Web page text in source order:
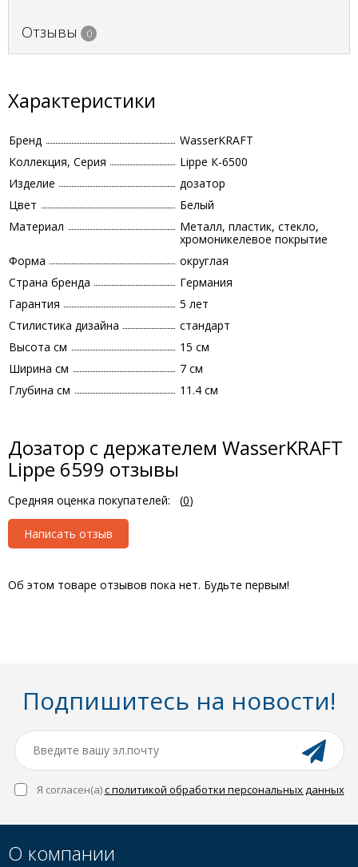
Отзывы 0
Характеристики
Бренд
WasserKRAFT
Коллекция, Серия
Lippe К-6500
Изделие
дозатор
Цвет
Белый
Материал
Металл, пластик, стекло,
хромоникелевое покрытие
Форма
округлая
Страна бренда
Германия
Гарантия
5 лет
Стилистика дизайна
стандарт
Высота см
15 см
Ширина см
7 см
Глубина см
11.4 см
Дозатор с держателем WasserKRAFT
Lippe 6599 отзывы
Средняя оценка покупателей: (0)
Написать отзыв
Об этом товаре отзывов пока нет. Будьте первым!
Подпишитесь на новости!
Я согласен(a)с политикой обработки персональных данных
О компании